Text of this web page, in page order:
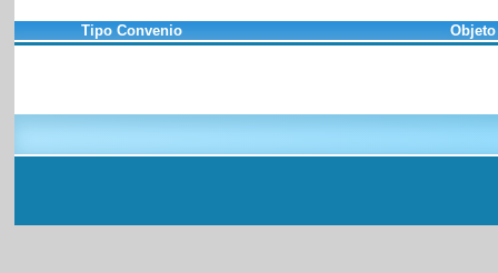
Tipo Convenio Objeto